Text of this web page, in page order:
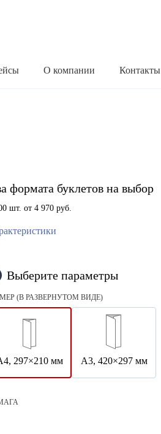
О компании Контакты
формата буклетов на выбор
шт. от 4 970 руб.
Выберите параметры
(В РАЗВЕРНУТОМ ВИДЕ)
297×210 мм А3, 420×297 мм